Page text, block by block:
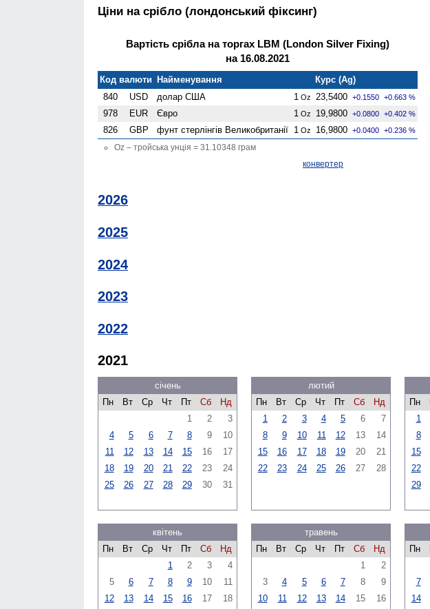
Ціни на срібло (лондонський фіксинг)
Вартість срібла на торгах LBM (London Silver Fixing)
на 16.08.2021
Код валюти Найменування
Курс (Ag)
840
USD долар США 1 Oz 23,5400 +0.1550 +0.663 %
978 EUR Євро 1 Oz 19,9800 +0.0800 +0.402 %
826 GBP фунт стерлінгів Велико­британії 1 Oz 16,9800 +0.0400 +0.236 %
Oz – тройська унція = 31.10348 грам
конвертер
2026
2025
2024
2023
2022
2021
січень
Пн
Вт Ср Чт Пт Сб
Нд
1
2
3
4
5 6 7 8 9
10
11
12 13 14 15 16
17
18
19 20 21 22 23
24
25
26 27 28 29 30 31
лютий
Пн
Вт Ср Чт Пт Сб
Нд
1
2 3 4 5 6
7
8
9 10 11 12 13
14
15
16 17 18 19 20
21
22
23 24 25 26 27 28
Пн
1
8
15
22
29
квітень
Пн
Вт Ср Чт Пт Сб
Нд
1
2 3
4
5
6 7 8 9 10
11
12
13 14 15 16 17
18
травень
Пн
Вт Ср Чт Пт Сб
Нд
1
2
3
4 5 6 7 8
9
10
11 12 13 14 15
16
Пн
7
14